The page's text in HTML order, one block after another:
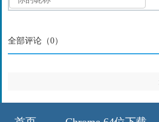
全部评论（0）